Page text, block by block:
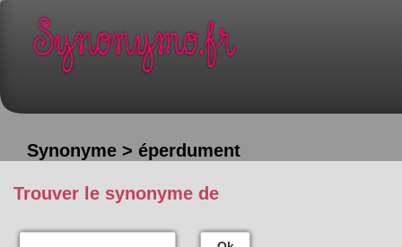
Synonyme > éperdument
Trouver le synonyme de